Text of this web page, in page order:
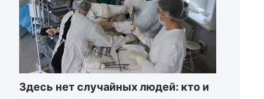
Здесь нет случайных людей: кто и